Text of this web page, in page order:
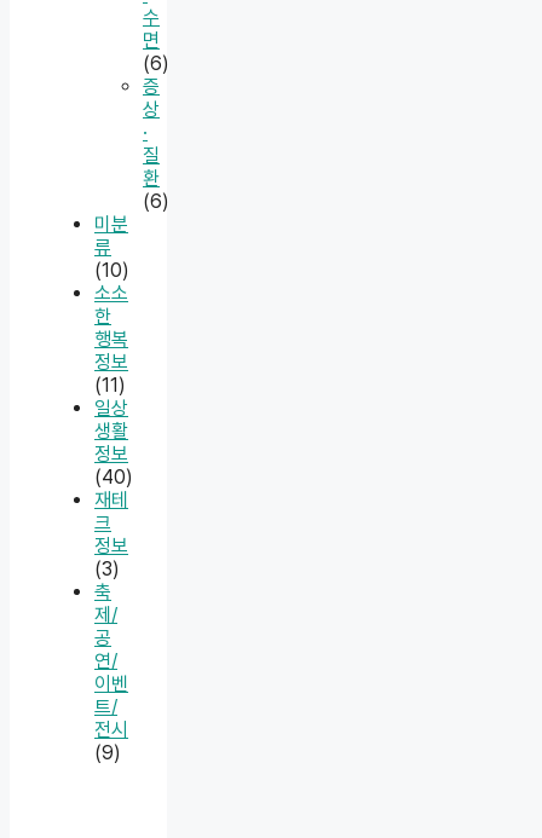
수
면
(6)
증
상
·
질
환
(6)
미분
류
(10)
소소
한
행복
정보
(11)
일상
생활
정보
(40)
재테
크
정보
(3)
축
제/
공
연/
이벤
트/
전시
(9)